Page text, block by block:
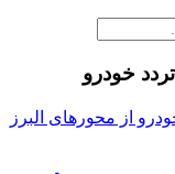
خودرو